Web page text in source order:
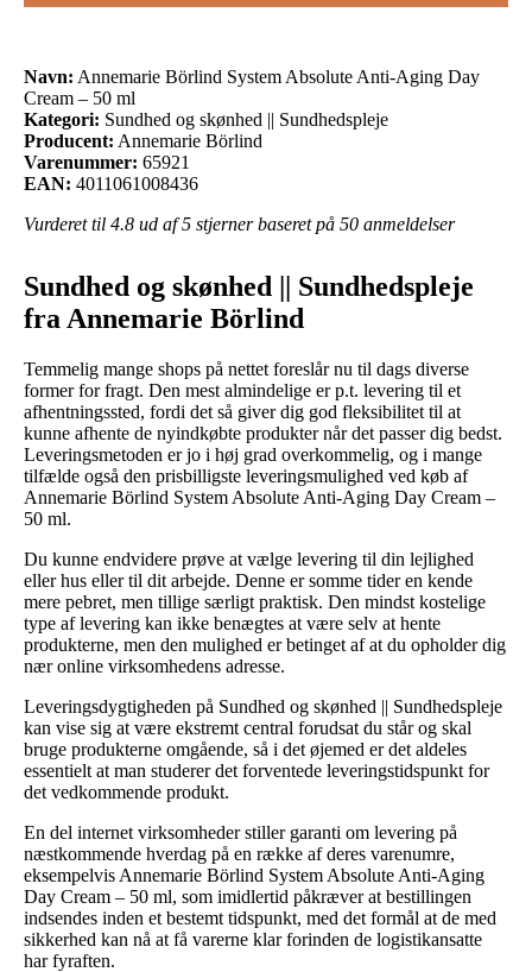
Navn: Annemarie Börlind System Absolute Anti-Aging Day
Cream – 50 ml
Kategori: Sundhed og skønhed || Sundhedspleje
Producent: Annemarie Börlind
Varenummer: 65921
EAN: 4011061008436
Vurderet til 4.8 ud af 5 stjerner baseret på 50 anmeldelser
Sundhed og skønhed || Sundhedspleje
fra Annemarie Börlind
Temmelig mange shops på nettet foreslår nu til dags diverse
former for fragt. Den mest almindelige er p.t. levering til et
afhentningssted, fordi det så giver dig god fleksibilitet til at
kunne afhente de nyindkøbte produkter når det passer dig bedst.
Leveringsmetoden er jo i høj grad overkommelig, og i mange
tilfælde også den prisbilligste leveringsmulighed ved køb af
Annemarie Börlind System Absolute Anti-Aging Day Cream –
50 ml.
Du kunne endvidere prøve at vælge levering til din lejlighed
eller hus eller til dit arbejde. Denne er somme tider en kende
mere pebret, men tillige særligt praktisk. Den mindst kostelige
type af levering kan ikke benægtes at være selv at hente
produkterne, men den mulighed er betinget af at du opholder dig
nær online virksomhedens adresse.
Leveringsdygtigheden på Sundhed og skønhed || Sundhedspleje
kan vise sig at være ekstremt central forudsat du står og skal
bruge produkterne omgående, så i det øjemed er det aldeles
essentielt at man studerer det forventede leveringstidspunkt for
det vedkommende produkt.
En del internet virksomheder stiller garanti om levering på
næstkommende hverdag på en række af deres varenumre,
eksempelvis Annemarie Börlind System Absolute Anti-Aging
Day Cream – 50 ml, som imidlertid påkræver at bestillingen
indsendes inden et bestemt tidspunkt, med det formål at de med
sikkerhed kan nå at få varerne klar forinden de logistikansatte
har fyraften.